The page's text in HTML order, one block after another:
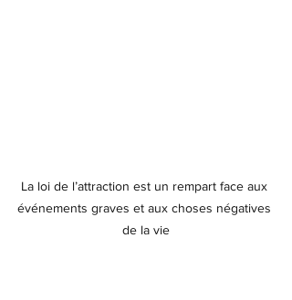
La loi de l’attraction est un rempart face aux
événements graves et aux choses négatives
de la vie